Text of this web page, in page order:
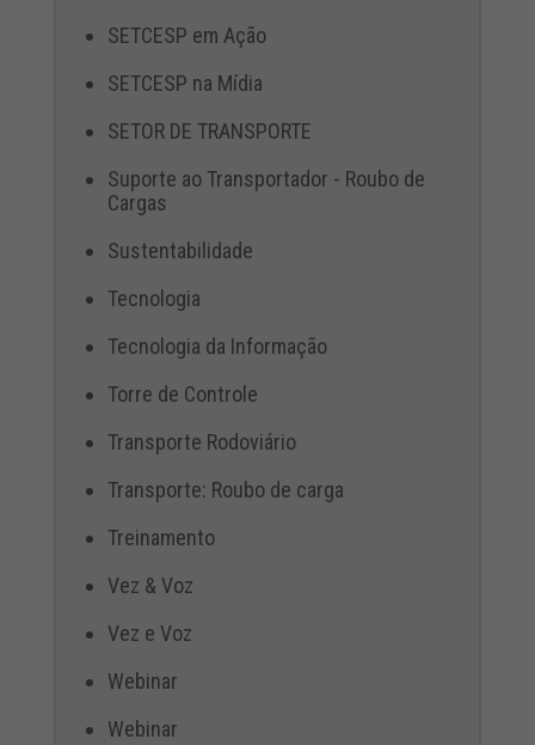
SETCESP em Ação
SETCESP na Mídia
SETOR DE TRANSPORTE
Suporte ao Transportador - Roubo de
Cargas
Sustentabilidade
Tecnologia
Tecnologia da Informação
Torre de Controle
Transporte Rodoviário
Transporte: Roubo de carga
Treinamento
Vez & Voz
Vez e Voz
Webinar
Webinar